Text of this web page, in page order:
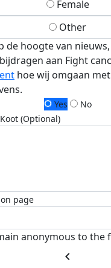
Female
Other
de hoogte van
aan Fight
hoe wij omgaan
Yes
No
(Optional)
page
anonymous to the
chevron_left